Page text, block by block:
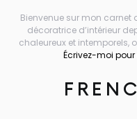
Bienvenue sur mon carnet
décoratrice d’intérieur
chaleureux et intemporels,
Écrivez-moi pour